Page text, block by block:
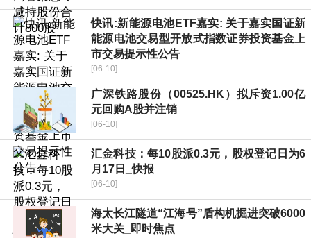
快讯:新能源电池ETF嘉实: 关于嘉实国证新
能源电池交易型开放式指数证券投资基金上
市交易提示性公告
[06-10]
广深铁路股份（00525.HK）拟斥资1.00亿
元回购A股并注销
[06-10]
汇金科技：每10股派0.3元，股权登记日为6
月17日_快报
[06-10]
海太长江隧道“江海号”盾构机掘进突破6000
米大关_即时焦点